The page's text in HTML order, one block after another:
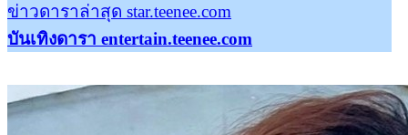
ข่าวดาราล่าสุด star.teenee.com
บันเทิงดารา entertain.teenee.com